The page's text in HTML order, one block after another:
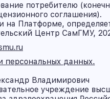
потребителю
соглашения).
Платформе,
Центр СамГМУ,
персональных данных.
Владимирович
учреждение